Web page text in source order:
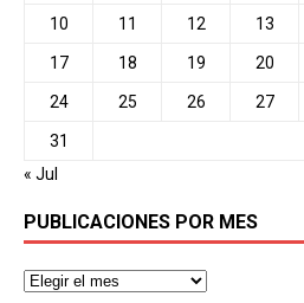
10 11 12 13
17 18 19 20
24 25 26 27
31
« Jul
PUBLICACIONES POR MES